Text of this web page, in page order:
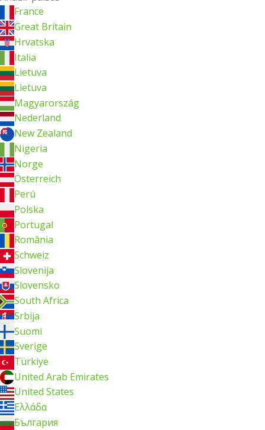
France
Great Britain
Hrvatska
Italia
Lietuva
Lietuva
Magyarország
Nederland
New Zealand
Nigeria
Norge
Österreich
Perú
Polska
Portugal
România
Schweiz
Slovenija
Slovensko
South Africa
Srbija
Suomi
Sverige
Türkiye
United Arab Emirates
United States
Ελλάδα
България